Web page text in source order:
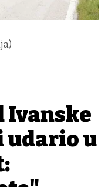
Ivanske
udario u